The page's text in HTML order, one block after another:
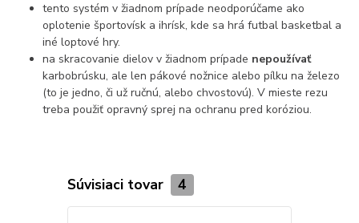
tento systém v žiadnom prípade neodporúčame ako
oplotenie športovísk a ihrísk, kde sa hrá futbal basketbal a
iné loptové hry.
na skracovanie dielov v žiadnom prípade nepoužívať
karbobrúsku, ale len pákové nožnice alebo pílku na železo
(to je jedno, či už ručnú, alebo chvostovú). V mieste rezu
treba použiť opravný sprej na ochranu pred koróziou.
Súvisiaci tovar 4